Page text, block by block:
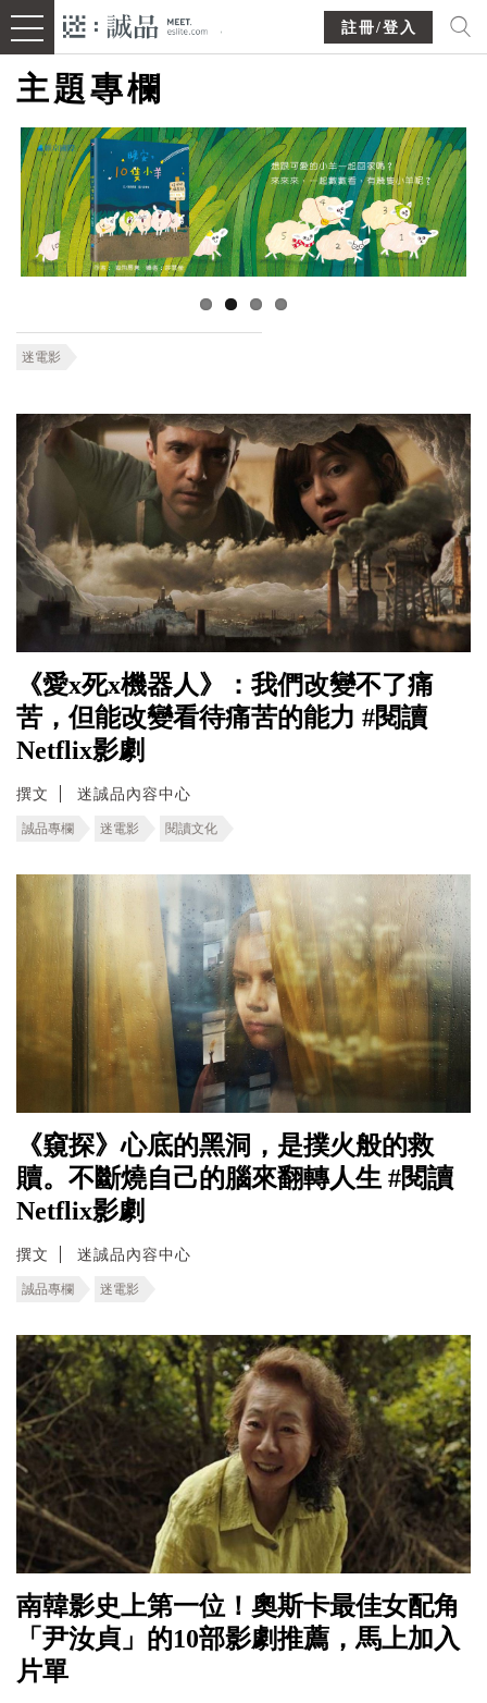
註冊/登入
主題專欄
迷電影
《愛x死x機器人 》：我們改變不了痛
苦，但能改變看待痛苦的能力 #閱讀
Netflix影劇
撰文 迷誠品內容中心
誠品專欄 迷電影 閱讀文化
《窺探》心底的黑洞，是撲火般的救
贖。不斷燒自己的腦來翻轉人生 #閱讀
Netflix影劇
撰文 迷誠品內容中心
誠品專欄 迷電影
南韓影史上第一位！奧斯卡最佳女配角
「尹汝貞」的10部影劇推薦，馬上加入
片單